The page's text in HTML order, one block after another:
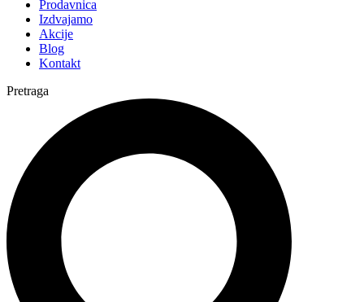
Prodavnica
Izdvajamo
Akcije
Blog
Kontakt
Pretraga